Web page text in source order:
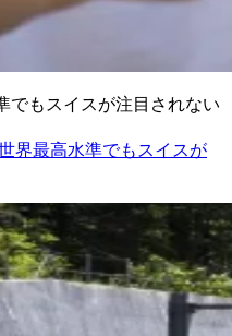
もスイスが注目されない
界最高水準でもスイスが